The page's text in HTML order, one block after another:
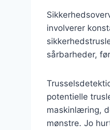
involverer
sårbarheder,
potentielle
maskinlæring,
mønstre. Jo